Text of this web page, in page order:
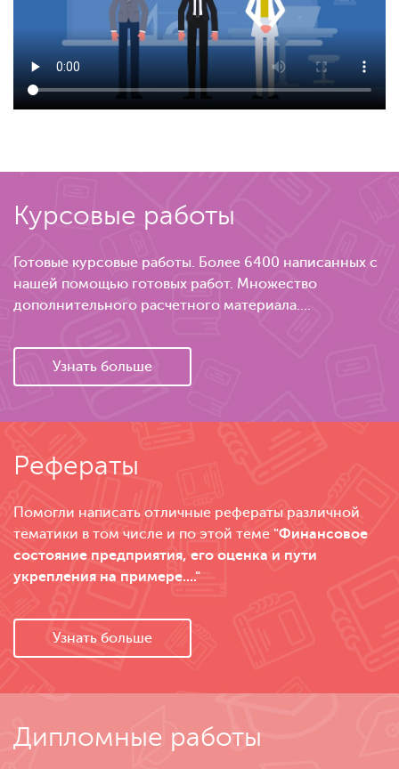
Курсовые работы
Готовые курсовые работы. Более 6400 написанных с
нашей помощью готовых работ. Множество
дополнительного расчетного материала....
Узнать больше
Рефераты
Помогли написать отличные рефераты различной
тематики в том числе и по этой теме "Финансовое
состояние предприятия, его оценка и пути
укрепления на примере...."
Узнать больше
Дипломные работы